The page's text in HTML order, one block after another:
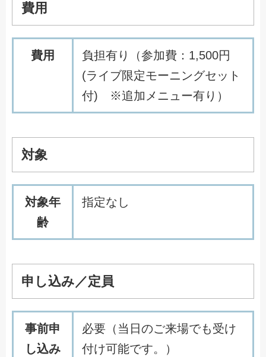
費用
費用
負担有り（参加費：1,500円
(ライブ限定モーニングセット
付) ※追加メニュー有り）
対象
対象年
齢
指定なし
申し込み／定員
事前申
し込み
必要（当日のご来場でも受け
付け可能です。）